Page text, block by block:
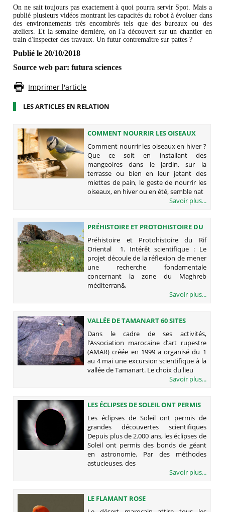
On ne sait toujours pas exactement à quoi pourra servir Spot. Mais a
publié plusieurs vidéos montrant les capacités du robot à évoluer dans
des environnements très encombrés tels que des bureaux ou des
ateliers. Et la semaine dernière, on l'a découvert sur un chantier en
train d'inspecter des travaux. Un futur contremaître sur pattes ?
Publié le 20/10/2018
Source web par: futura sciences
Imprimer l'article
LES ARTICLES EN RELATION
COMMENT NOURRIR LES OISEAUX
EN HIVER ?
Comment nourrir les oiseaux en hiver ?
Que ce soit en installant des
mangeoires dans le jardin, sur la
terrasse ou bien en leur jetant des
miettes de pain, le geste de nourrir les
oiseaux, en hiver ou en été, semble nat
Savoir plus...
PRÉHISTOIRE ET PROTOHISTOIRE DU
RIF ORIENTAL
Préhistoire et Protohistoire du Rif
Oriental 1. Intérêt scientifique : Le
projet découle de la réflexion de mener
une recherche fondamentale
concernant la zone du Maghreb
méditerran&
Savoir plus...
VALLÉE DE TAMANART 60 SITES
D’ART RUPESTRE PARSÈMENT LA
ZONE
Dans le cadre de ses activités,
l’Association marocaine d’art rupestre
(AMAR) créée en 1999 a organisé du 1
au 4 mai une excursion scientifique à la
vallée de Tamanart. Le choix du lieu
Savoir plus...
LES ÉCLIPSES DE SOLEIL ONT PERMIS
DE GRANDES DÉCOUVERTES
SCIENTIFIQUES
Les éclipses de Soleil ont permis de
grandes découvertes scientifiques
Depuis plus de 2.000 ans, les éclipses de
Soleil ont permis des bonds de géant
en astronomie. Par des méthodes
astucieuses, des
Savoir plus...
LE FLAMANT ROSE